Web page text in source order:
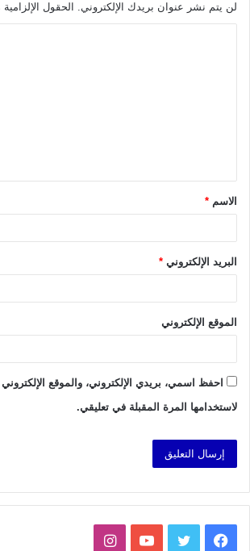
لن يتم نشر عنوان بريدك الإلكتروني. الحقول
ق
*الاسم *
البريد الإلكتروني *
الموقع الإلكتروني
احفظ اسمي، بريدي الإلكتروني، والموقع
لاستخدامها المرة المقبلة في تعليقي.
فيسبوك تويتر يوتيوبانستقرام